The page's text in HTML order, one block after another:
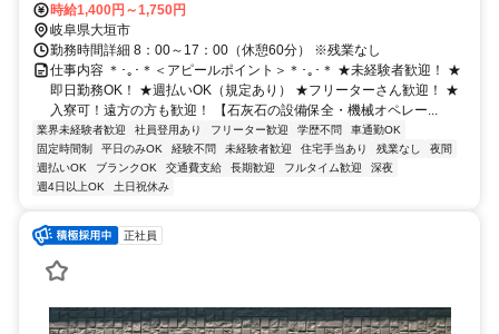
時給1,400円～1,750円
岐阜県大垣市
勤務時間詳細 8：00～17：00（休憩60分） ※残業なし
仕事内容 ＊･｡･＊＜アピールポイント＞＊･｡･＊ ★未経験者歓迎！ ★
即日勤務OK！ ★週払いOK（規定あり） ★フリーターさん歓迎！ ★
入寮可！遠方の方も歓迎！ 【石灰石の設備保全・機械オペレー...
業界未経験者歓迎 社員登用あり フリーター歓迎 学歴不問
車通勤OK
固定時間制
平日のみOK 経験不問 未経験者歓迎 住宅手当あり 残業なし
夜間
週払いOK
ブランクOK 交通費支給 長期歓迎 フルタイム歓迎
深夜
週4日以上OK
土日祝休み
正社員